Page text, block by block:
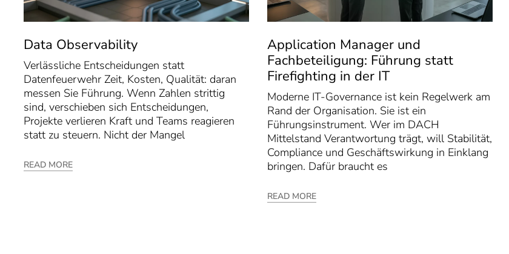
Data Observability
Verlässliche Entscheidungen statt
Datenfeuerwehr Zeit, Kosten, Qualität: daran
messen Sie Führung. Wenn Zahlen strittig
sind, verschieben sich Entscheidungen,
Projekte verlieren Kraft und Teams reagieren
statt zu steuern. Nicht der Mangel
READ MORE
Application Manager und
Fachbeteiligung: Führung statt
Firefighting in der IT
Moderne IT-Governance ist kein Regelwerk am
Rand der Organisation. Sie ist ein
Führungsinstrument. Wer im DACH
Mittelstand Verantwortung trägt, will Stabilität,
Compliance und Geschäftswirkung in Einklang
bringen. Dafür braucht es
READ MORE